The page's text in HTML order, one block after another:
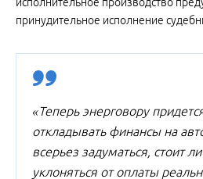
принудительное исполнение
«Теперь энерговору
откладывать финансы на
всерьез задуматься, стоит
уклоняться от оплаты